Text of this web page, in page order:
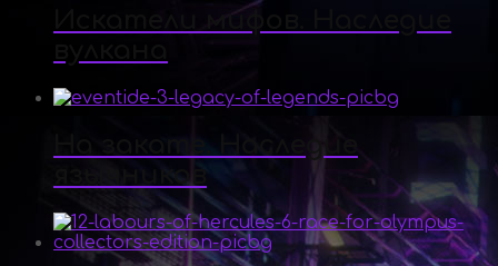
Искатели мифов. Наследие
язычников